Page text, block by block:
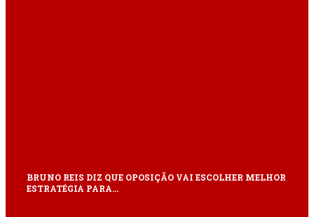
BRUNO REIS DIZ QUE OPOSIÇÃO VAI ESCOLHER MELHOR
ESTRATÉGIA PARA…